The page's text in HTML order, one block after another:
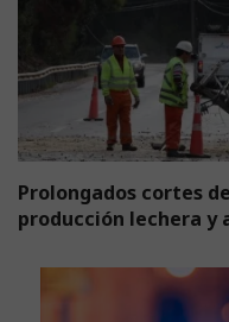
Prolongados cortes
producción lechera y